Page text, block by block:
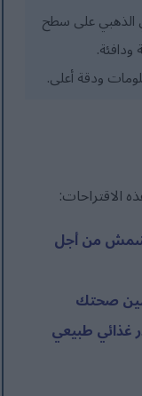
الذهبي على سطح
ودقة أعلى.
الاقتراحات:
من أجل
صحتك
غذائي طبيعي